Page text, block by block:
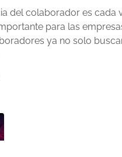
del colaborador es cada
para las
ya no solo